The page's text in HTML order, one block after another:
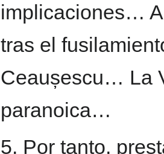
implicaciones…
tras el
Ceaușescu… La
paranoica…
5. Por tanto,